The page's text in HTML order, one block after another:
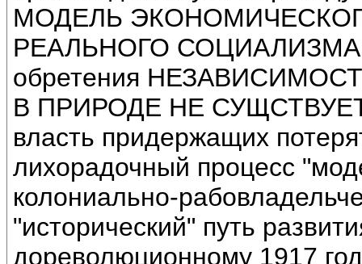
МОДЕЛЬ
РЕАЛЬНОГО СОЦИАЛИЗМА.
обретения
В ПРИРОДЕ НЕ СУЩСТВУЕТ.
власть придержащих
лихорадочный процесс
колониально-
"исторический" путь
дореволюционному 1917